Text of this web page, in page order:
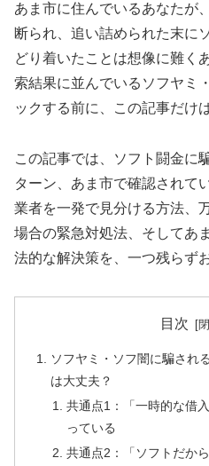
あま市に住んでいるあなたが
断られ、追い詰められた末に
どり着いたことは想像に難く
索結果に並んでいるソフヤミ
ックする前に、この記事だけ
この記事では、ソフト闘金に
ターン、あま市で確認されて
業者を一発で見分ける方法、
場合の緊急対処法、そしてあ
法的な解決策を、一つ残らず
目次
ソフヤミ・ソフ闇に騙され
は大丈夫？
共通点1：「一時的な借
っている
共通点2：「ソフトだか